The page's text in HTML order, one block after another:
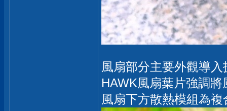
風扇部分主要外觀導
HAWK風扇葉片強調
風扇下方散熱模組為